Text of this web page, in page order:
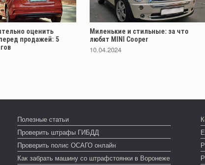
оценить
продажей: 5
Миленькие и стильные: за что
любят MINI Cooper
10.04.2024
Полезные статьи
Проверить штрафы ГИБДД
Проверить полис ОСАГО онлайн
Как забрать машину со штрафстоянки в Воронеже